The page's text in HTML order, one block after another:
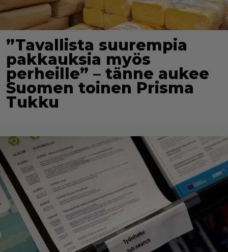
”Tavallista suurempia
pakkauksia myös
perheille” – tänne aukee
Suomen toinen Prisma
Tukku